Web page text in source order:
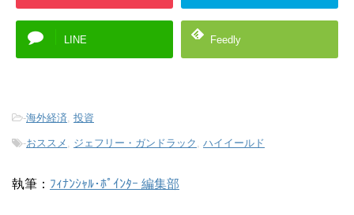
LINE Feedly
-海外経済, 投資
-おススメ , ジェフリー・ガンドラック , ハイイールド
執筆： ﾌｨﾅﾝｼｬﾙ･ﾎﾟｲﾝﾀｰ 編集部